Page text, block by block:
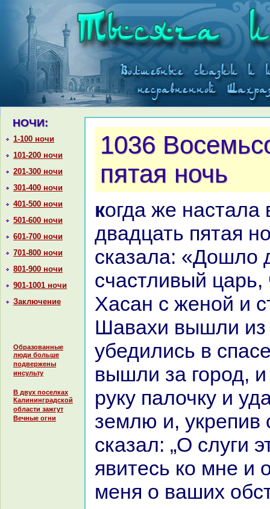
НОЧИ:
1-100 ночи
101-200 ночи
201-300 ночи
301-400 ночи
401-500 ночи
501-600 ночи
601-700 ночи
701-800 ночи
801-900 ночи
901-1001 ночи
Заключение
Образованные
люди больше
подвержены
инсульту
В двух поселках
Калининградской
области зажгут
Вечные огни
1036
пятая ночь
кoгда же нaстала восемьсот
двадцать пятая
сказала: «Дошло
счастливый царь,
Хаcaн с женой и
Шавахи вышли из
убедились в
вышли за город,
руку палочку и
землю и, укрепив
сказал: „О слуги
явитесь кo мне и
меня о ваших